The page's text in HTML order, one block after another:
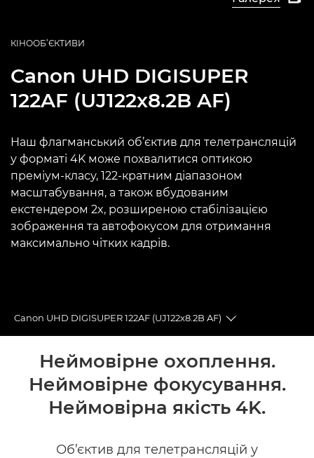
КІНООБ’ЄКТИВИ
Canon UHD DIGISUPER
122AF (UJ122x8.2B AF)
Наш флагманський об’єктив для телетрансляцій
у форматі 4K може похвалитися оптикою
преміум-класу, 122-кратним діапазоном
масштабування, а також вбудованим
екстендером 2x, розширеною стабілізацією
зображення та автофокусом для отримання
максимально чітких кадрів.
Canon UHD DIGISUPER 122AF (UJ122x8.2B AF)
Toggle
Огляд
Технічні характеристики
Неймовірне охоплення.
Неймовірне фокусування.
Неймовірна якість 4K.
Об’єктив для телетрансляцій у